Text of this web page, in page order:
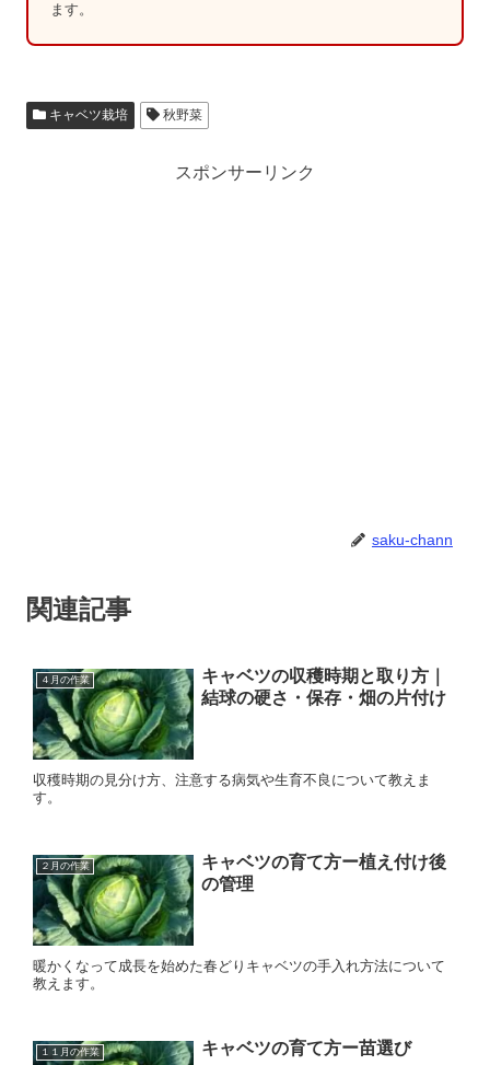
ます。
キャベツ栽培 秋野菜
スポンサーリンク
saku-chann
関連記事
４月の作業
キャベツの収穫時期と取り方｜
結球の硬さ・保存・畑の片付け
収穫時期の見分け方、注意する病気や生育不良について教えま
す。
２月の作業
キャベツの育て方ー植え付け後
の管理
暖かくなって成長を始めた春どりキャベツの手入れ方法について
教えます。
１１月の作業 キャベツの育て方ー苗選び